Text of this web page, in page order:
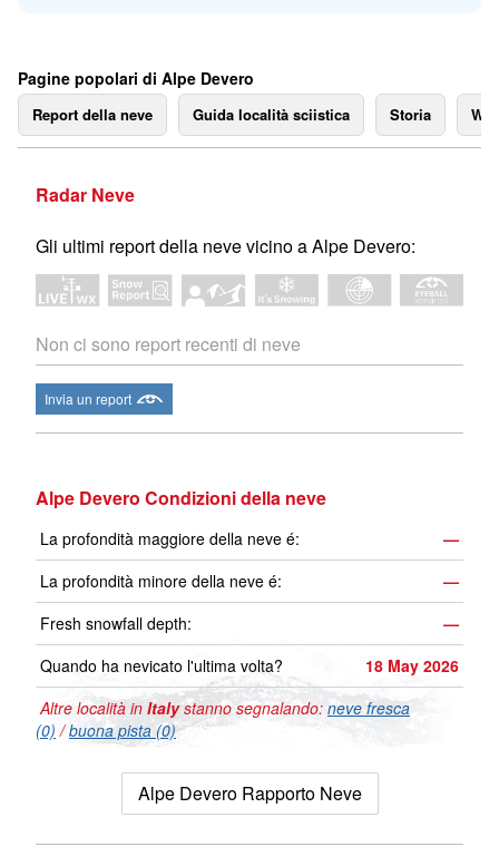
Pagine popolari di Alpe Devero
Report della neve Guida località sciistica Storia
Radar Neve
Gli ultimi report della neve vicino a Alpe Devero:
Non ci sono report recenti di neve
Invia un report
Alpe Devero Condizioni della neve
La profondità maggiore della neve é:
—
La profondità minore della neve é:
—
Fresh snowfall depth:
—
Quando ha nevicato l'ultima volta?
18 May 2026
Altre località in Italystanno segnalando: neve fresca
(0) /buona pista (0)
Alpe Devero Rapporto Neve